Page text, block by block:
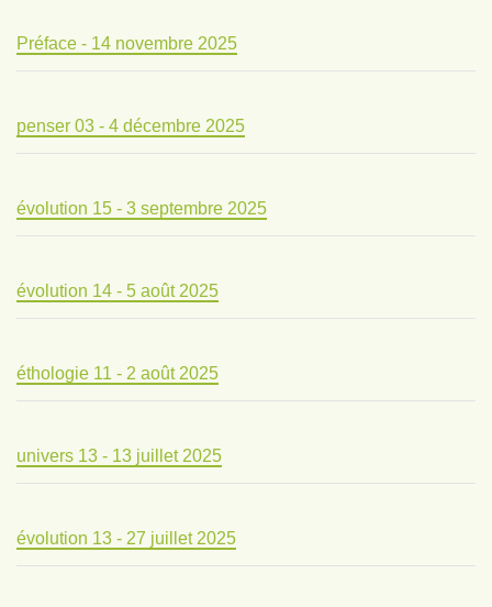
Préface - 14 novembre 2025
penser 03 - 4 décembre 2025
évolution 15 - 3 septembre 2025
évolution 14 - 5 août 2025
éthologie 11 - 2 août 2025
univers 13 - 13 juillet 2025
évolution 13 - 27 juillet 2025